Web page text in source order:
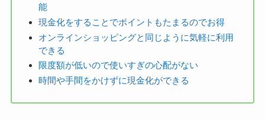
能
現金化をすることでポイントもたまるのでお得
オンラインショッピングと同じように気軽に利用
できる
限度額が低いので使いすぎの心配がない
時間や手間をかけずに現金化ができる